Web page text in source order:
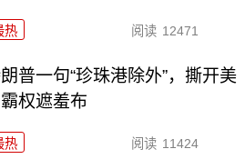
热 阅读 12471
普一句“珍珠港除外”，撕开美
权遮羞布
热 阅读 11424